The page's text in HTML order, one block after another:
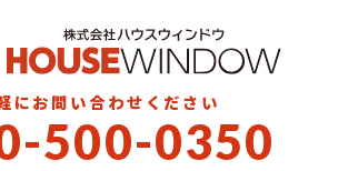
にお問い合わせください
500-0350